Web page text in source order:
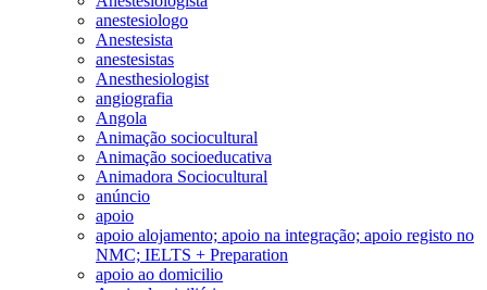
anestesiologo
Anestesista
anestesistas
Anesthesiologist
angiografia
Angola
Animação sociocultural
Animação socioeducativa
Animadora Sociocultural
anúncio
apoio
apoio alojamento; apoio na integração; apoio registo no
NMC; IELTS + Preparation
apoio ao domicilio